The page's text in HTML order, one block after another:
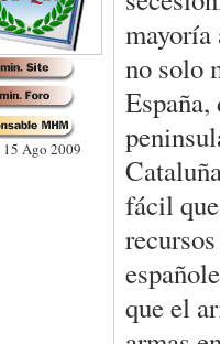
15 Ago 2009
mayoría
no solo
fácil
que el